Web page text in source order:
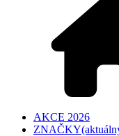
AKCE 2026
ZNAČKY